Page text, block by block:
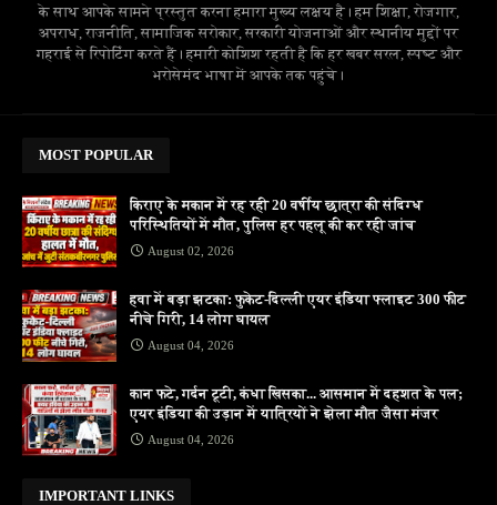
के साथ आपके सामने प्रस्तुत करना हमारा मुख्य लक्ष्य है। हम शिक्षा, रोजगार,
अपराध, राजनीति, सामाजिक सरोकार, सरकारी योजनाओं और स्थानीय मुद्दों पर
गहराई से रिपोर्टिंग करते हैं। हमारी कोशिश रहती है कि हर खबर सरल, स्पष्ट और
भरोसेमंद भाषा में आपके तक पहुंचे।
MOST POPULAR
किराए के मकान में रह रही 20 वर्षीय छात्रा की संदिग्ध
परिस्थितियों में मौत, पुलिस हर पहलू की कर रही जांच
August 02, 2026
हवा में बड़ा झटका: फुकेट-दिल्ली एयर इंडिया फ्लाइट 300 फीट
नीचे गिरी, 14 लोग घायल
August 04, 2026
कान फटे, गर्दन टूटी, कंधा खिसका... आसमान में दहशत के पल;
एयर इंडिया की उड़ान में यात्रियों ने झेला मौत जैसा मंजर
August 04, 2026
IMPORTANT LINKS